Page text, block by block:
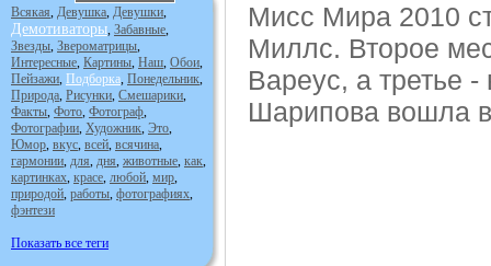
Всякая, Девушка, Девушки,
Демотиваторы, Забавные,
Звезды, Звероматрицы,
Интересные, Картины, Наш, Обои,
Пейзажи, Подборка, Понедельник,
Природа, Рисунки, Смешарики,
Факты, Фото, Фотограф,
Фотографии, Художник, Это,
Юмор, вкус, всей, всячина,
гармонии, для, дня, животные, как,
картинках, красе, любой, мир,
природой, работы, фотографиях,
фэнтези
Показать все теги
Мисс Мира 2010
Миллс. Второе
Вареус, а третье
Шарипова вошла